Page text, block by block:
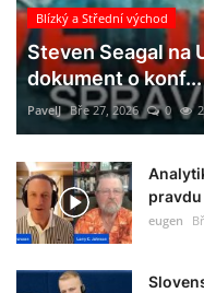
Blízký a Střední východ
Steven Seagal na
dokument o konf...
PavelJ Bře 27, 2026 0 2
pravdu
eugen